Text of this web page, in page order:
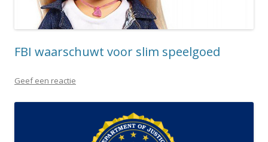
FBI waarschuwt voor slim speelgoed
Geef een reactie